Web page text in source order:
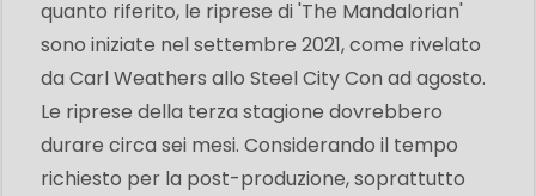
quanto riferito, le riprese di 'The Mandalorian'
sono iniziate nel settembre 2021, come rivelato
da Carl Weathers allo Steel City Con ad agosto.
Le riprese della terza stagione dovrebbero
durare circa sei mesi. Considerando il tempo
richiesto per la post-produzione, soprattutto